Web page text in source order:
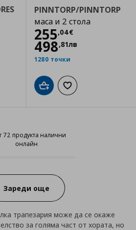
с любими
PINNTORP/PINNTORP
маса и 2 стола
255,04€
Цена
498,81лв
1280 точки
Добави в кошницата
Добави към
72 продукта налични
онлайн
12 от 72 продукта налични
Зареди още
трапезария може да се окаже
за голяма част от хората, но